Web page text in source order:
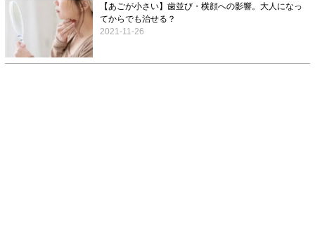
【あごが小さい】歯並び・横顔への影響。大人になっ
てからでも治せる？
2021-11-26